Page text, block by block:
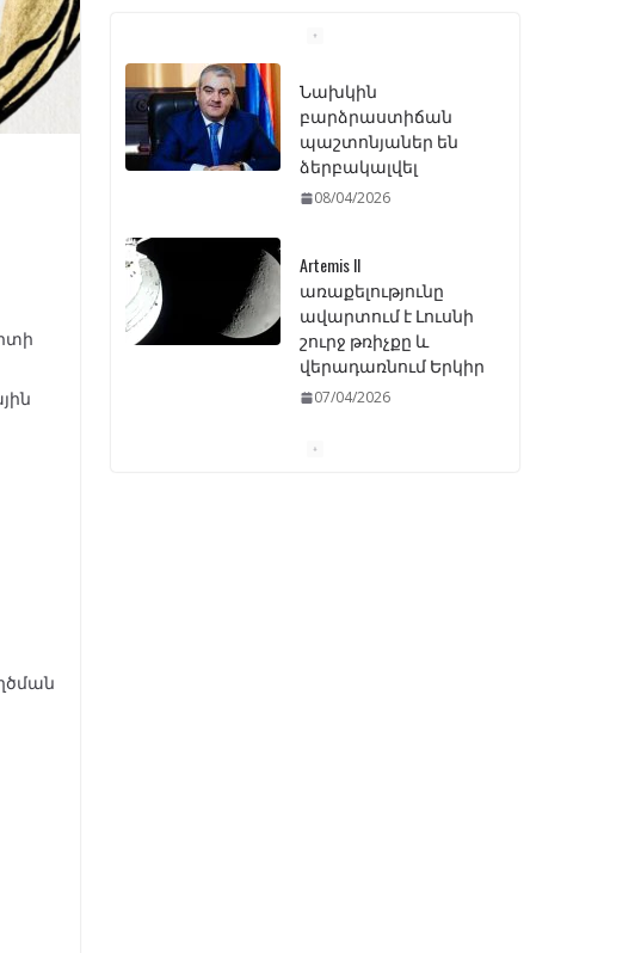
Նախկին
բարձրաստիճան
պաշտոնյաներ են
ձերբակալվել
08/04/2026
Artemis II
առաքելությունը
ավարտում է Լուսնի
շուրջ թռիչքը և
վերադառնում Երկիր
07/04/2026